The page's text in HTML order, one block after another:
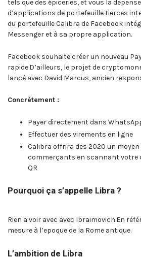
tels que des épiceries, et vous la
d’applications de portefeuille tierces
du portefeuille Calibra de Facebook
Messenger et à sa propre application.
Facebook souhaite créer un nouveau
rapide.D’ailleurs, le projet de
lancé avec David Marcus, ancien
Concrètement :
Payer directement dans
Effectuer des virements en ligne
Calibra offrira des 2020 un moyen
commerçants en scannant votre
QR
Pourquoi ça s’appelle Libra ?
Rien a voir avec avec Ibraimovich.En
mesure à l’epoque de la Rome antique.
L’ambition de Libra